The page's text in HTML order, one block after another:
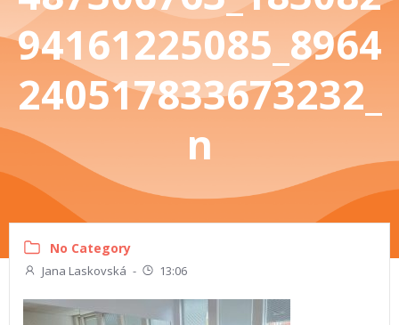
94161225085_8964
240517833673232_
n
No Category
Jana Laskovská - 13:06